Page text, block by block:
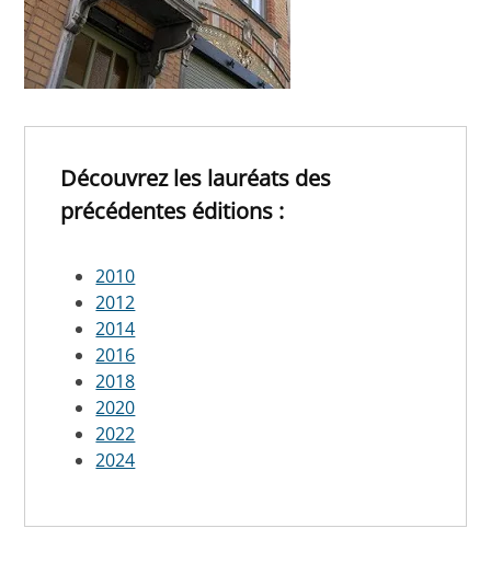
Découvrez les lauréats des
précédentes éditions :
2010
2012
2014
2016
2018
2020
2022
2024